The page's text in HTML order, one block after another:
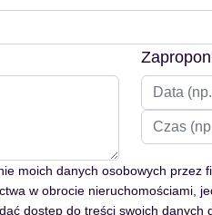
moich danych osobowych przez
w obrocie nieruchomościami,
dostęp do treści swoich danych